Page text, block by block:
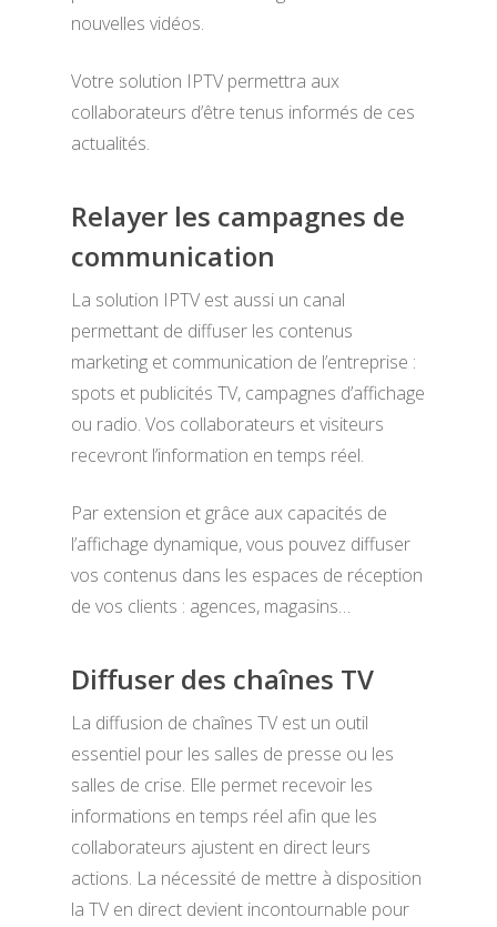
nouvelles vidéos.
Votre solution IPTV permettra aux
collaborateurs d’être tenus informés de ces
actualités.
Relayer les campagnes de
communication
La solution IPTV est aussi un canal
permettant de diffuser les contenus
marketing et communication de l’entreprise :
spots et publicités TV, campagnes d’affichage
ou radio. Vos collaborateurs et visiteurs
recevront l’information en temps réel.
Par extension et grâce aux capacités de
l’affichage dynamique, vous pouvez diffuser
vos contenus dans les espaces de réception
de vos clients : agences, magasins…
Diffuser des chaînes TV
La diffusion de chaînes TV est un outil
essentiel pour les salles de presse ou les
salles de crise. Elle permet recevoir les
informations en temps réel afin que les
collaborateurs ajustent en direct leurs
actions. La nécessité de mettre à disposition
la TV en direct devient incontournable pour